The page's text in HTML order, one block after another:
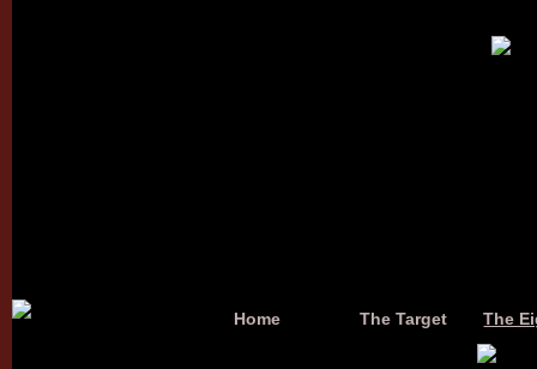
Home The Target The